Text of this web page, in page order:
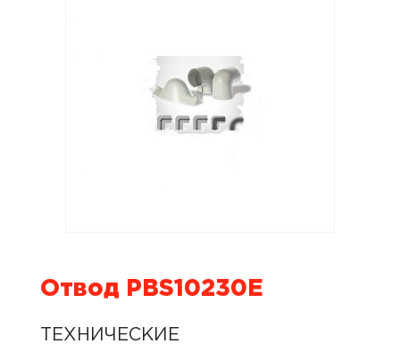
Отвод PBS10230E
ТЕХНИЧЕСКИЕ